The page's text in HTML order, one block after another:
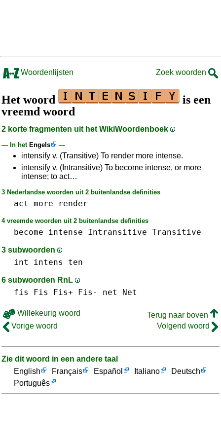
Woordenlijsten Zoek woorden
Het woord
is een
vreemd woord
2 korte fragmenten uit het WikiWoordenboek
— In het Engels —
intensify v. (Transitive) To render more intense.
intensify v. (Intransitive) To become intense, or more
intense; to act…
3 Nederlandse woorden uit 2 buitenlandse definities
act more render
4 vreemde woorden uit 2 buitenlandse definities
become intense Intransitive Transitive
3 subwoorden
int intens ten
6 subwoorden RnL
fis Fis Fis+ Fis- net Net
Willekeurig woord
Terug naar boven
Vorige woord
Volgend woord
Zie dit woord in een andere taal
English
Français Español Italiano
Deutsch
Português